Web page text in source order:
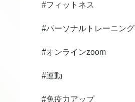
#フィットネス
#パーソナルトレーニング
#オンラインzoom
#運動
#免疫力アップ